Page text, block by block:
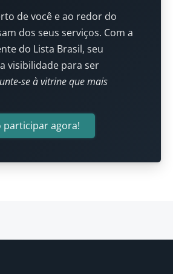
de você e ao redor do
dos seus serviços. Com a
do Lista Brasil, seu
visibilidade para ser
se à vitrine que mais
participar agora!